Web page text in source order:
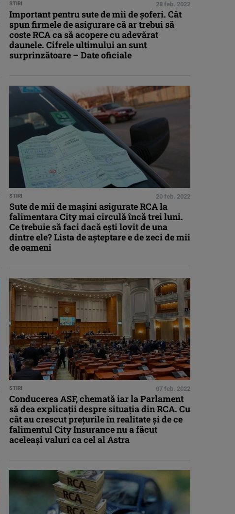
STIRI 28 feb. 2022
Important pentru sute de mii de șoferi. Cât
spun firmele de asigurare că ar trebui să
coste RCA ca să acopere cu adevărat
daunele. Cifrele ultimului an sunt
surprinzătoare – Date oficiale
STIRI 20 feb. 2022
Sute de mii de mașini asigurate RCA la
falimentara City mai circulă încă trei luni.
Ce trebuie să faci dacă ești lovit de una
dintre ele? Lista de așteptare e de zeci de mii
de oameni
STIRI 07 feb. 2022
Conducerea ASF, chemată iar la Parlament
să dea explicații despre situația din RCA. Cu
cât au crescut prețurile în realitate și de ce
falimentul City Insurance nu a făcut
aceleași valuri ca cel al Astra